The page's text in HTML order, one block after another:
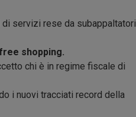
servizi rese da subappaltatori
shopping.
chi è in regime fiscale di
i nuovi tracciati record della